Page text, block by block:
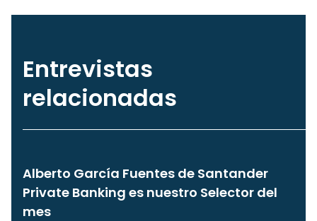
Entrevistas
relacionadas
Alberto García Fuentes de Santander
Private Banking es nuestro Selector del
mes